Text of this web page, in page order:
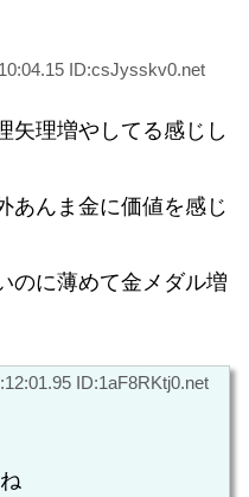
ID:csJysskv0.net
矢理増やしてる感じし
あんま金に価値を感じ
のに薄めて金メダル増
ID:1aF8RKtj0.net